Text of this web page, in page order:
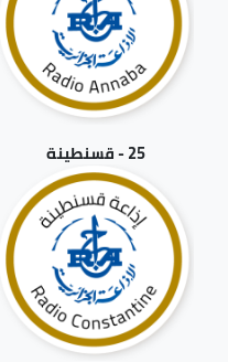
25 - قسنطينة